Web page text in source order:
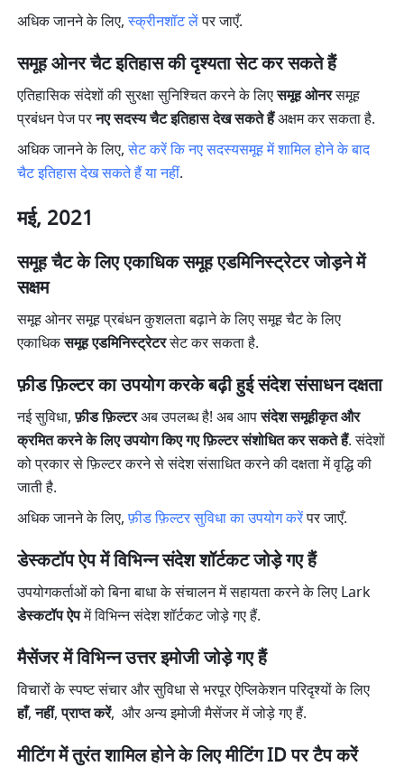
अधिक जानने के लिए, स्क्रीनशॉट लें पर जाएँ.
समूह ओनर चैट इतिहास की दृश्यता सेट कर सकते हैं
एतिहासिक संदेशों की सुरक्षा सुनिश्चित करने के लिए समूह ओनर समूह
प्रबंधन पेज पर नए सदस्य चैट इतिहास देख सकते हैं अक्षम कर सकता है.
अधिक जानने के लिए, सेट करें कि नए सदस्यसमूह में शामिल होने के बाद
चैट इतिहास देख सकते हैं या नहीं.
मई, 2021
समूह चैट के लिए एकाधिक समूह एडमिनिस्ट्रेटर जोड़ने में
सक्षम
समूह ओनर समूह प्रबंधन कुशलता बढ़ाने के लिए समूह चैट के लिए
एकाधिक समूह एडमिनिस्ट्रेटर सेट कर सकता है.
फ़ीड फ़िल्टर का उपयोग करके बढ़ी हुई संदेश संसाधन दक्षता
नई सुविधा, फ़ीड फ़िल्टर अब उपलब्ध है! अब आप संदेश समूहीकृत और
क्रमित करने के लिए उपयोग किए गए फ़िल्टर संशोधित कर सकते हैं. संदेशों
को प्रकार से फ़िल्टर करने से संदेश संसाधित करने की दक्षता में वृद्धि की
जाती है.
अधिक जानने के लिए, फ़ीड फ़िल्टर सुविधा का उपयोग करें पर जाएँ.
डेस्कटॉप ऐप में विभिन्न संदेश शॉर्टकट जोड़े गए हैं
डेस्कटॉप ऐप में विभिन्न संदेश शॉर्टकट जोड़े गए हैं.
मैसेंजर में विभिन्न उत्तर इमोजी जोड़े गए हैं
हाँ, नहीं, प्राप्त करें, और अन्य इमोजी मैसेंजर में जोड़े गए हैं.
मीटिंग में तुरंत शामिल होने के लिए मीटिंग ID पर टैप करें